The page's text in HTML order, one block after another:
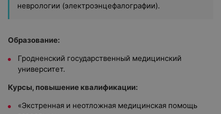
неврологии (электроэнцефалографии).
Образование:
Гродненский государственный медицинский
университет.
Курсы, повышение квалификации:
«Экстренная и неотложная медицинская помощь